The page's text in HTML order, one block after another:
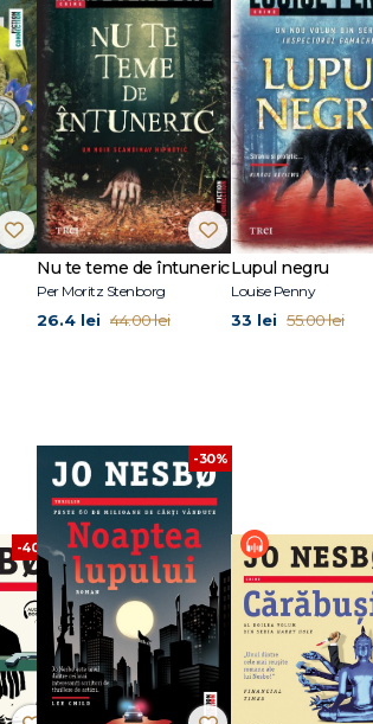
pentru copii Doctor Proctor (Pandora M).
iar romanul Vânătorii de capete a stat la baza
mai bun film străin. La Editura Trei au apărut
de noapte, primele nouă volume din seria Harry
Omul de zăpadă, Leopardul, Fantoma – precum
Nu te teme de întuneric
Per Moritz Stenborg
26.4 lei 44.00 lei
Lupul negru
Louise Penny
33 lei 55.00 lei
-40%
-30%